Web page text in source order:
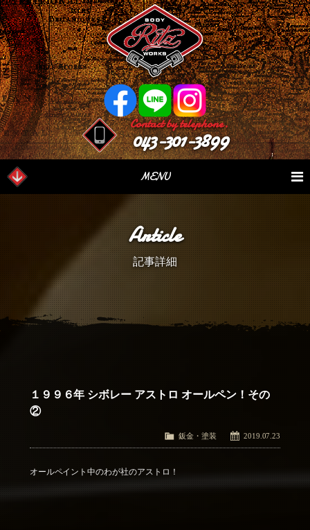
Contact by telephone.
043-301-3899
MENU
Our Serivce
Parts Sales 作業日誌
Article
記事詳細
１９９６年 シボレー アストロ オールペン！その
②
2019.07.23
鈑金・塗装
オールペイント中のわが社のアストロ！